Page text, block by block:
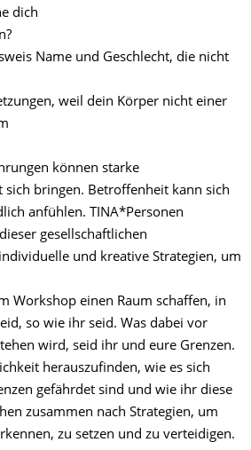
dich
Name und Geschlecht, die nicht
weil dein Körper nicht einer
können starke
sich bringen. Betroffenheit kann sich
anfühlen. TINA*Personen
gesellschaftlichen
und kreative Strategien, um
Workshop einen Raum schaffen, in
so wie ihr seid. Was dabei vor
wird, seid ihr und eure Grenzen.
herauszufinden, wie es sich
gefährdet sind und wie ihr diese
zusammen nach Strategien, um
zu setzen und zu verteidigen.